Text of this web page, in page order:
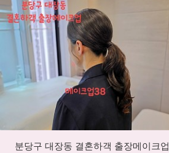
분당구 대장동 결혼하객 출장메이크업